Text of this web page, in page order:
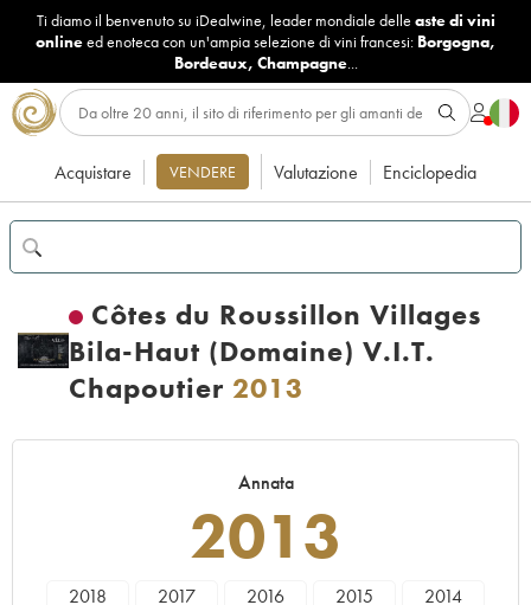
Ti diamo il benvenuto su iDealwine, leader mondiale delle aste di vini
onlineed enoteca con un'ampia selezione di vini francesi: Borgogna,
Bordeaux, Champagne...
Acquistare VENDERE Valutazione Enciclopedia
Côtes du Roussillon Villages
Bila-Haut (Domaine) V.I.T.
Chapoutier 2013
Annata
2013
2018 2017 2016 2015
2014